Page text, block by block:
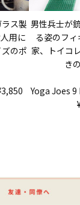
ス製
用に
のポ
男性兵士が
る姿のフ
家、トイコ
き
Yoga Joes